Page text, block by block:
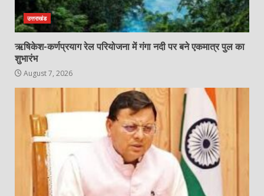
उत्तराखंड
ऋषिकेश-कर्णप्रयाग रेल परियोजना में गंगा नदी पर बने एकमात्र पुल का
शुभारंभ
August 7, 2026